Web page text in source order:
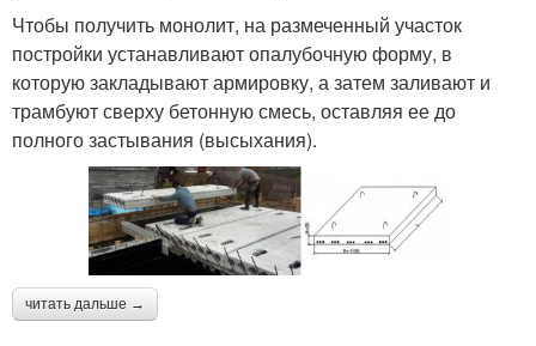
Чтобы получить монолит, на размеченный участок
постройки устанавливают опалубочную форму, в
которую закладывают армировку, а затем заливают и
трамбуют сверху бетонную смесь, оставляя ее до
полного застывания (высыхания).
читать дальше →